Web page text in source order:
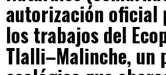
autorización oficial
los trabajos del
Tlalli–Malinche, un